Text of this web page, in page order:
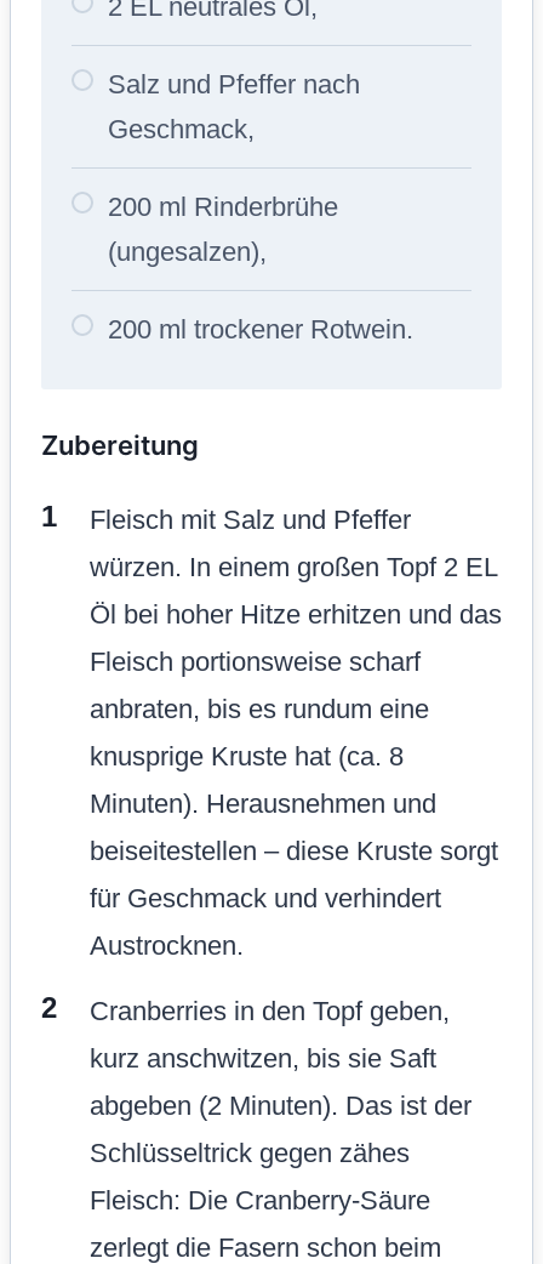
2 EL neutrales Öl,
Salz und Pfeffer nach
Geschmack,
200 ml Rinderbrühe
(ungesalzen),
200 ml trockener Rotwein.
Zubereitung
Fleisch mit Salz und Pfeffer
würzen. In einem großen Topf 2 EL
Öl bei hoher Hitze erhitzen und das
Fleisch portionsweise scharf
anbraten, bis es rundum eine
knusprige Kruste hat (ca. 8
Minuten). Herausnehmen und
beiseitestellen – diese Kruste sorgt
für Geschmack und verhindert
Austrocknen.
Cranberries in den Topf geben,
kurz anschwitzen, bis sie Saft
abgeben (2 Minuten). Das ist der
Schlüsseltrick gegen zähes
Fleisch: Die Cranberry-Säure
zerlegt die Fasern schon beim